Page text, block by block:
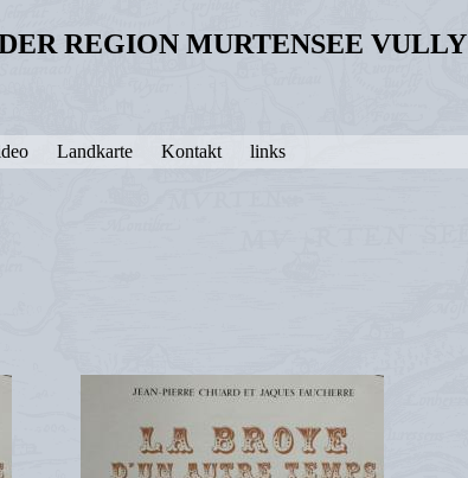
REGION MURTENSEE VULLY
Landkarte Kontakt links